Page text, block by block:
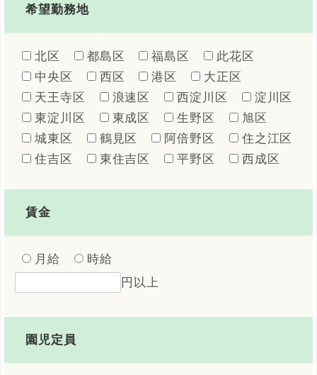
希望勤務地
北区 都島区 福島区
此花区
中央区
西区 港区
大正区
天王寺区
浪速区 西淀川区
淀川区
東淀川区
東成区 生野区
旭区
城東区
鶴見区 阿倍野区
住之江区
住吉区
東住吉区 平野区 西成区
賃金
月給
時給
円以上
園児定員